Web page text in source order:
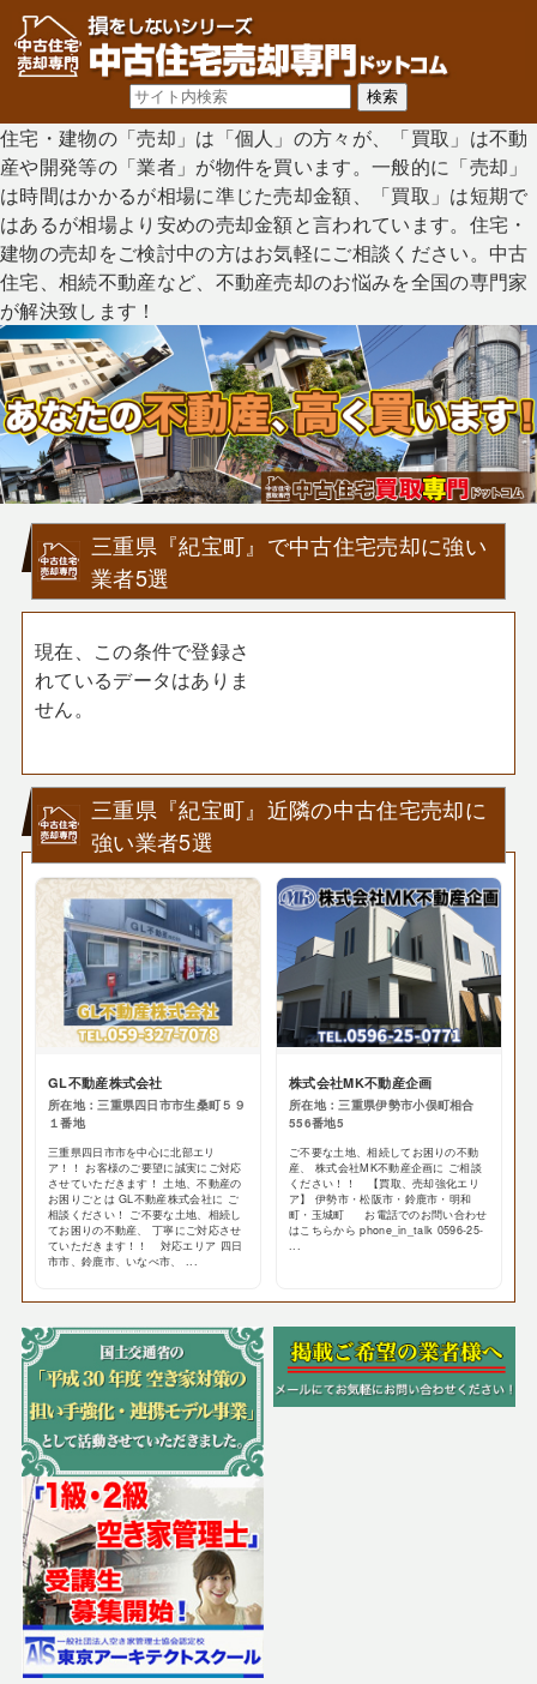
住宅・建物の「売却」は「個人」の方々が、「買取」は不動
産や開発等の「業者」が物件を買います。一般的に「売却」
は時間はかかるが相場に準じた売却金額、「買取」は短期で
はあるが相場より安めの売却金額と言われています。住宅・
建物の売却をご検討中の方はお気軽にご相談ください。中古
住宅、相続不動産など、不動産売却のお悩みを全国の専門家
が解決致します！
三重県『紀宝町』で中古住宅売却に強い
業者5選
現在、この条件で登録さ
れているデータはありま
せん。
三重県『紀宝町』近隣の中古住宅売却に
強い業者5選
GL不動産株式会社
所在地：三重県四日市市生桑町５９
１番地
三重県四日市市を中心に北部エリ
ア！！ お客様のご要望に誠実にご対応
させていただきます！ 土地、不動産の
お困りごとは GL不動産株式会社に ご
相談ください！ ご不要な土地、相続し
てお困りの不動産、 丁寧にご対応させ
ていただきます！！ 対応エリア 四日
市市、鈴鹿市、いなべ市、 ...
株式会社MK不動産企画
所在地：三重県伊勢市小俣町相合
556番地5
ご不要な土地、相続してお困りの不動
産、 株式会社MK不動産企画に ご相談
ください！！ 【買取、売却強化エリ
ア】 伊勢市・松阪市・鈴鹿市・明和
町・玉城町 お電話でのお問い合わせ
はこちらから phone_in_talk 0596-25-
...